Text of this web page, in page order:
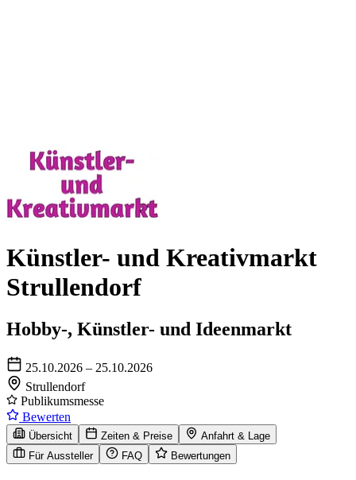
Künstler- und Kreativmarkt
Strullendorf
Hobby-, Künstler- und Ideenmarkt
25.10.2026 – 25.10.2026
Strullendorf
Publikumsmesse
Bewerten
Übersicht Zeiten & Preise
Anfahrt & Lage
Für Aussteller
FAQ Bewertungen